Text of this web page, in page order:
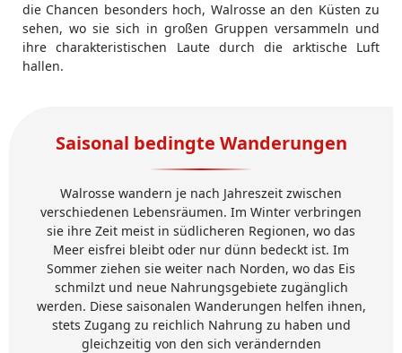
die Chancen besonders hoch, Walrosse an den Küsten zu
sehen, wo sie sich in großen Gruppen versammeln und
ihre charakteristischen Laute durch die arktische Luft
hallen.
Saisonal bedingte Wanderungen
Walrosse wandern je nach Jahreszeit zwischen
verschiedenen Lebensräumen. Im Winter verbringen
sie ihre Zeit meist in südlicheren Regionen, wo das
Meer eisfrei bleibt oder nur dünn bedeckt ist. Im
Sommer ziehen sie weiter nach Norden, wo das Eis
schmilzt und neue Nahrungsgebiete zugänglich
werden. Diese saisonalen Wanderungen helfen ihnen,
stets Zugang zu reichlich Nahrung zu haben und
gleichzeitig von den sich verändernden